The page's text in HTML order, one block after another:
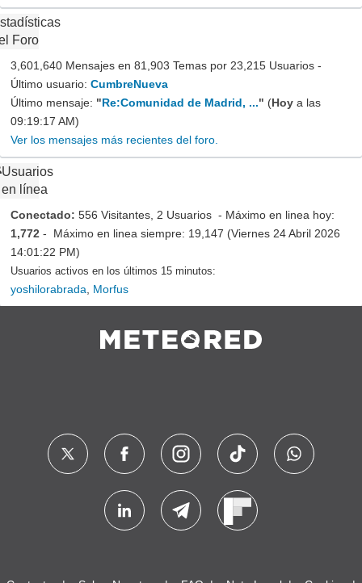
Foro
3,601,640 Mensajes en 81,903 Temas por 23,215 Usuarios -
Último usuario: CumbreNueva
Último mensaje: "Re:Comunidad de Madrid, ..." (Hoy a las
09:19:17 AM)
Ver los mensajes más recientes del foro.
Usuarios
en línea
Conectado: 556 Visitantes, 2 Usuarios - Máximo en linea hoy:
1,772 - Máximo en linea siempre: 19,147 (Viernes 24 Abril 2026
14:01:22 PM)
Usuarios activos en los últimos 15 minutos:
yoshilorabrada Morfus